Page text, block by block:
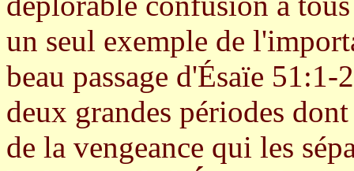
un seul exemple de
beau passage d'Ésaïe
deux grandes périodes
de la vengeance qui les